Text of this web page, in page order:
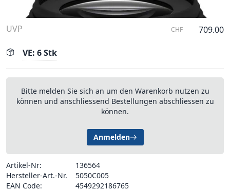
UVP CHF 709.00
VE: 6 Stk
Bitte melden Sie sich an um den Warenkorb nutzen zu
können und anschliessend Bestellungen abschliessen zu
können.
Anmelden
Artikel-Nr:
136564
Hersteller-Art.-Nr.
5050C005
EAN Code:
4549292186765